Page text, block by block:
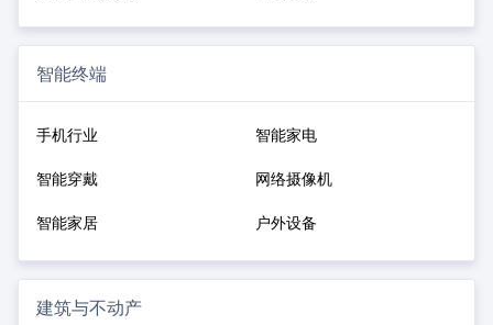
智能终端
手机行业
智能家电
智能穿戴
网络摄像机
智能家居
户外设备
建筑与不动产